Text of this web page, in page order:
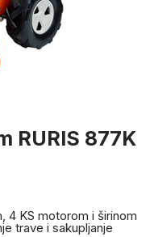
RURIS 877K
4 KS motorom i širinom
trave i sakupljanje